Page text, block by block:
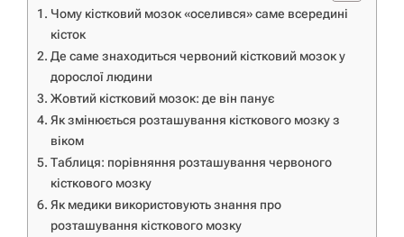
Чому кістковий мозок «оселився» саме всередині
кісток
Де саме знаходиться червоний кістковий мозок у
дорослої людини
Жовтий кістковий мозок: де він панує
Як змінюється розташування кісткового мозку з
віком
Таблиця: порівняння розташування червоного
кісткового мозку
Як медики використовують знання про
розташування кісткового мозку